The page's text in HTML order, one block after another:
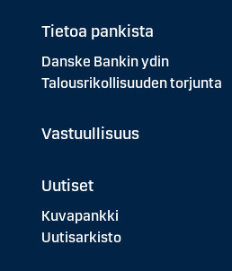
Tietoa pankista
Danske Bankin ydin
Talousrikollisuuden torjunta
Vastuullisuus
Uutiset
Kuvapankki
Uutisarkisto